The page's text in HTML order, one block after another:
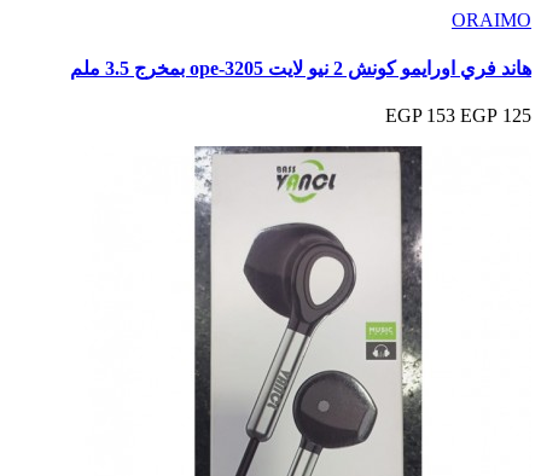
ORAIMO
هاند فري اورايمو كونش 2 نيو لايت ope-3205 بمخرج 3.5 ملم
125 EGP
153 EGP